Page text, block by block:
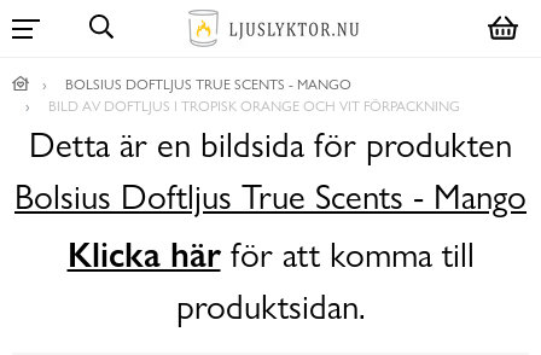
BOLSIUS DOFTLJUS TRUE SCENTS - MANGO
BILD AV DOFTLJUS I TROPISK ORANGE OCH VIT FÖRPACKNING
Detta är en bildsida för produkten
Bolsius Doftljus True Scents - Mango
Klicka härför att komma till
produktsidan.